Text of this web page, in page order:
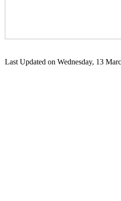
Last Updated on Wednesday, 13